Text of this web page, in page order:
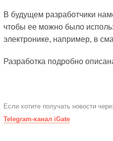
В будущем разработчики
чтобы ее можно было
электронике, например, в
Разработка подробно
Если хотите получать новости
Telegram-канал iGate